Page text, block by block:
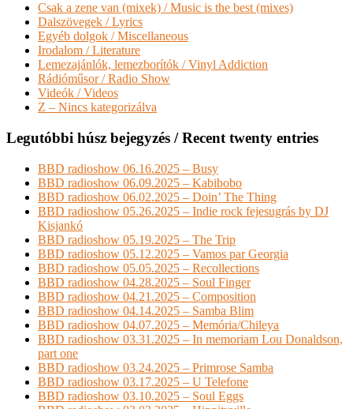
Csak a zene van (mixek) / Music is the best (mixes)
Dalszövegek / Lyrics
Egyéb dolgok / Miscellaneous
Irodalom / Literature
Lemezajánlók, lemezborítók / Vinyl Addiction
Rádióműsor / Radio Show
Videók / Videos
Z – Nincs kategorizálva
Legutóbbi húsz bejegyzés / Recent twenty entries
BBD radioshow 06.16.2025 – Busy
BBD radioshow 06.09.2025 – Kabibobo
BBD radioshow 06.02.2025 – Doin’ The Thing
BBD radioshow 05.26.2025 – Indie rock fejesugrás by DJ
Kisjankó
BBD radioshow 05.19.2025 – The Trip
BBD radioshow 05.12.2025 – Vamos par Georgia
BBD radioshow 05.05.2025 – Recollections
BBD radioshow 04.28.2025 – Soul Finger
BBD radioshow 04.21.2025 – Composition
BBD radioshow 04.14.2025 – Samba Blim
BBD radioshow 04.07.2025 – Memória/Chileya
BBD radioshow 03.31.2025 – In memoriam Lou Donaldson,
part one
BBD radioshow 03.24.2025 – Primrose Samba
BBD radioshow 03.17.2025 – U Telefone
BBD radioshow 03.10.2025 – Soul Eggs